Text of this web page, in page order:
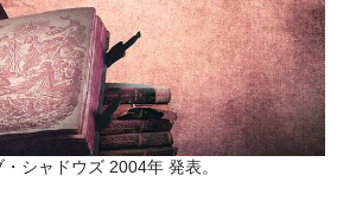
シャドウズ 2004年 発表。